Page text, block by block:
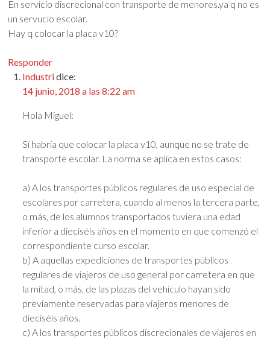
En servicio discrecional con transporte de menores.ya q no es
un servucio escolar.
Hay q colocar la placa v10?
Responder
Industridice:
14 junio, 2018 a las 8:22 am
Hola Miguel:
Sí habría que colocar la placa v10, aunque no se trate de
transporte escolar. La norma se aplica en estos casos:
a) A los transportes públicos regulares de uso especial de
escolares por carretera, cuando al menos la tercera parte,
o más, de los alumnos transportados tuviera una edad
inferior a dieciséis años en el momento en que comenzó el
correspondiente curso escolar.
b) A aquellas expediciones de transportes públicos
regulares de viajeros de uso general por carretera en que
la mitad, o más, de las plazas del vehículo hayan sido
previamente reservadas para viajeros menores de
dieciséis años.
c) A los transportes públicos discrecionales de viajeros en